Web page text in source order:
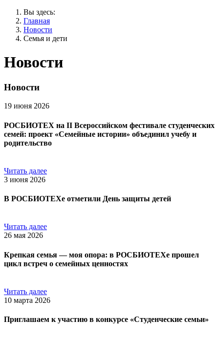
Вы здесь:
Главная
Новости
Семья и дети
Новости
Новости
19 июня 2026
РОСБИОТЕХ на II Всероссийском фестивале студенческих
семей: проект «Семейные истории» объединил учебу и
родительство
Читать далее
3 июня 2026
В РОСБИОТЕХе отметили День защиты детей
Читать далее
26 мая 2026
Крепкая семья — моя опора: в РОСБИОТЕХе прошел
цикл встреч о семейных ценностях
Читать далее
10 марта 2026
Приглашаем к участию в конкурсе «Студенческие семьи»